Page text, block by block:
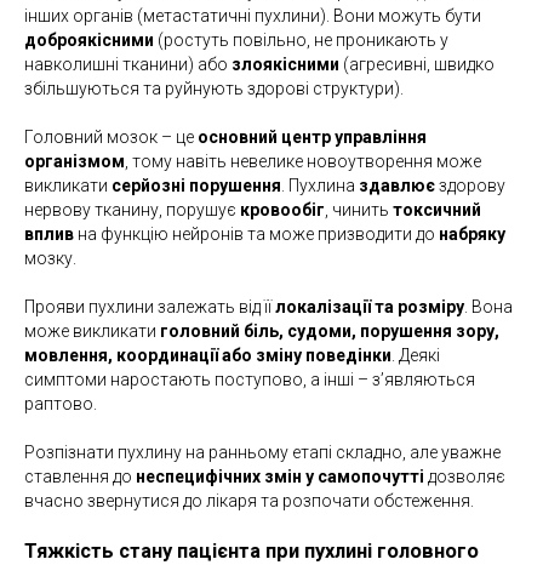
інших органів (метастатичні пухлини). Вони можуть бути
доброякісними (ростуть повільно, не проникають у
навколишні тканини) або злоякісними (агресивні, швидко
збільшуються та руйнують здорові структури).
Головний мозок – це основний центр управління
організмом , тому навіть невелике новоутворення може
викликати серйозні порушення . Пухлина здавлюєздорову
нервову тканину, порушує кровообіг , чинить токсичний
вплив на функцію нейронів та може призводити до набряку
мозку.
Прояви пухлини залежать від їїлокалізації та розміру . Вона
може викликати головний біль, судоми, порушення зору,
мовлення, координації або зміну поведінки . Деякі
симптоми наростають поступово, а інші – з’являються
раптово.
Розпізнати пухлину на ранньому етапі складно, але уважне
ставлення до неспецифічних змін у самопочутті дозволяє
вчасно звернутися до лікаря та розпочати обстеження.
Тяжкість стану пацієнта при пухлині головного